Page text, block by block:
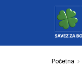
Početna